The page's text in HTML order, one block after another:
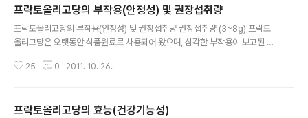
하네요.. 그리고 일흔살까지 살았다네요. 소두증이란? 소두
증이란 말 그대로 아기의 머리가 정상보더 훨씬 작은 것을
말한다. 임신중에 태아의 두뇌가 성장함에 따라 아이의 머
때 두뇌가 더 이상 성장하지 못하거나, 출생 후에 성장을 멈
프락토올리고당의 부작용(안정성) 및 권장섭취량
프락토올리고당의 부작용(안정성) 및 권장섭취량 권장섭취량 (3~8g) 프락토
올리고당은 오랫동안 식품원료로 사용되어 왔으며, 심각한 부작용이 보고된 바
식품이 과다 섭취하면 부작용이 발생하듯이 프락토올리고당도 과다 섭취하면
이상 섭취하면 “더부룩한 느낌”의 부작용을 보인다. 따라서, 일일 섭취량은 기
25 0 2011. 10. 26.
프락토올리고당의 효능(건강기능성)